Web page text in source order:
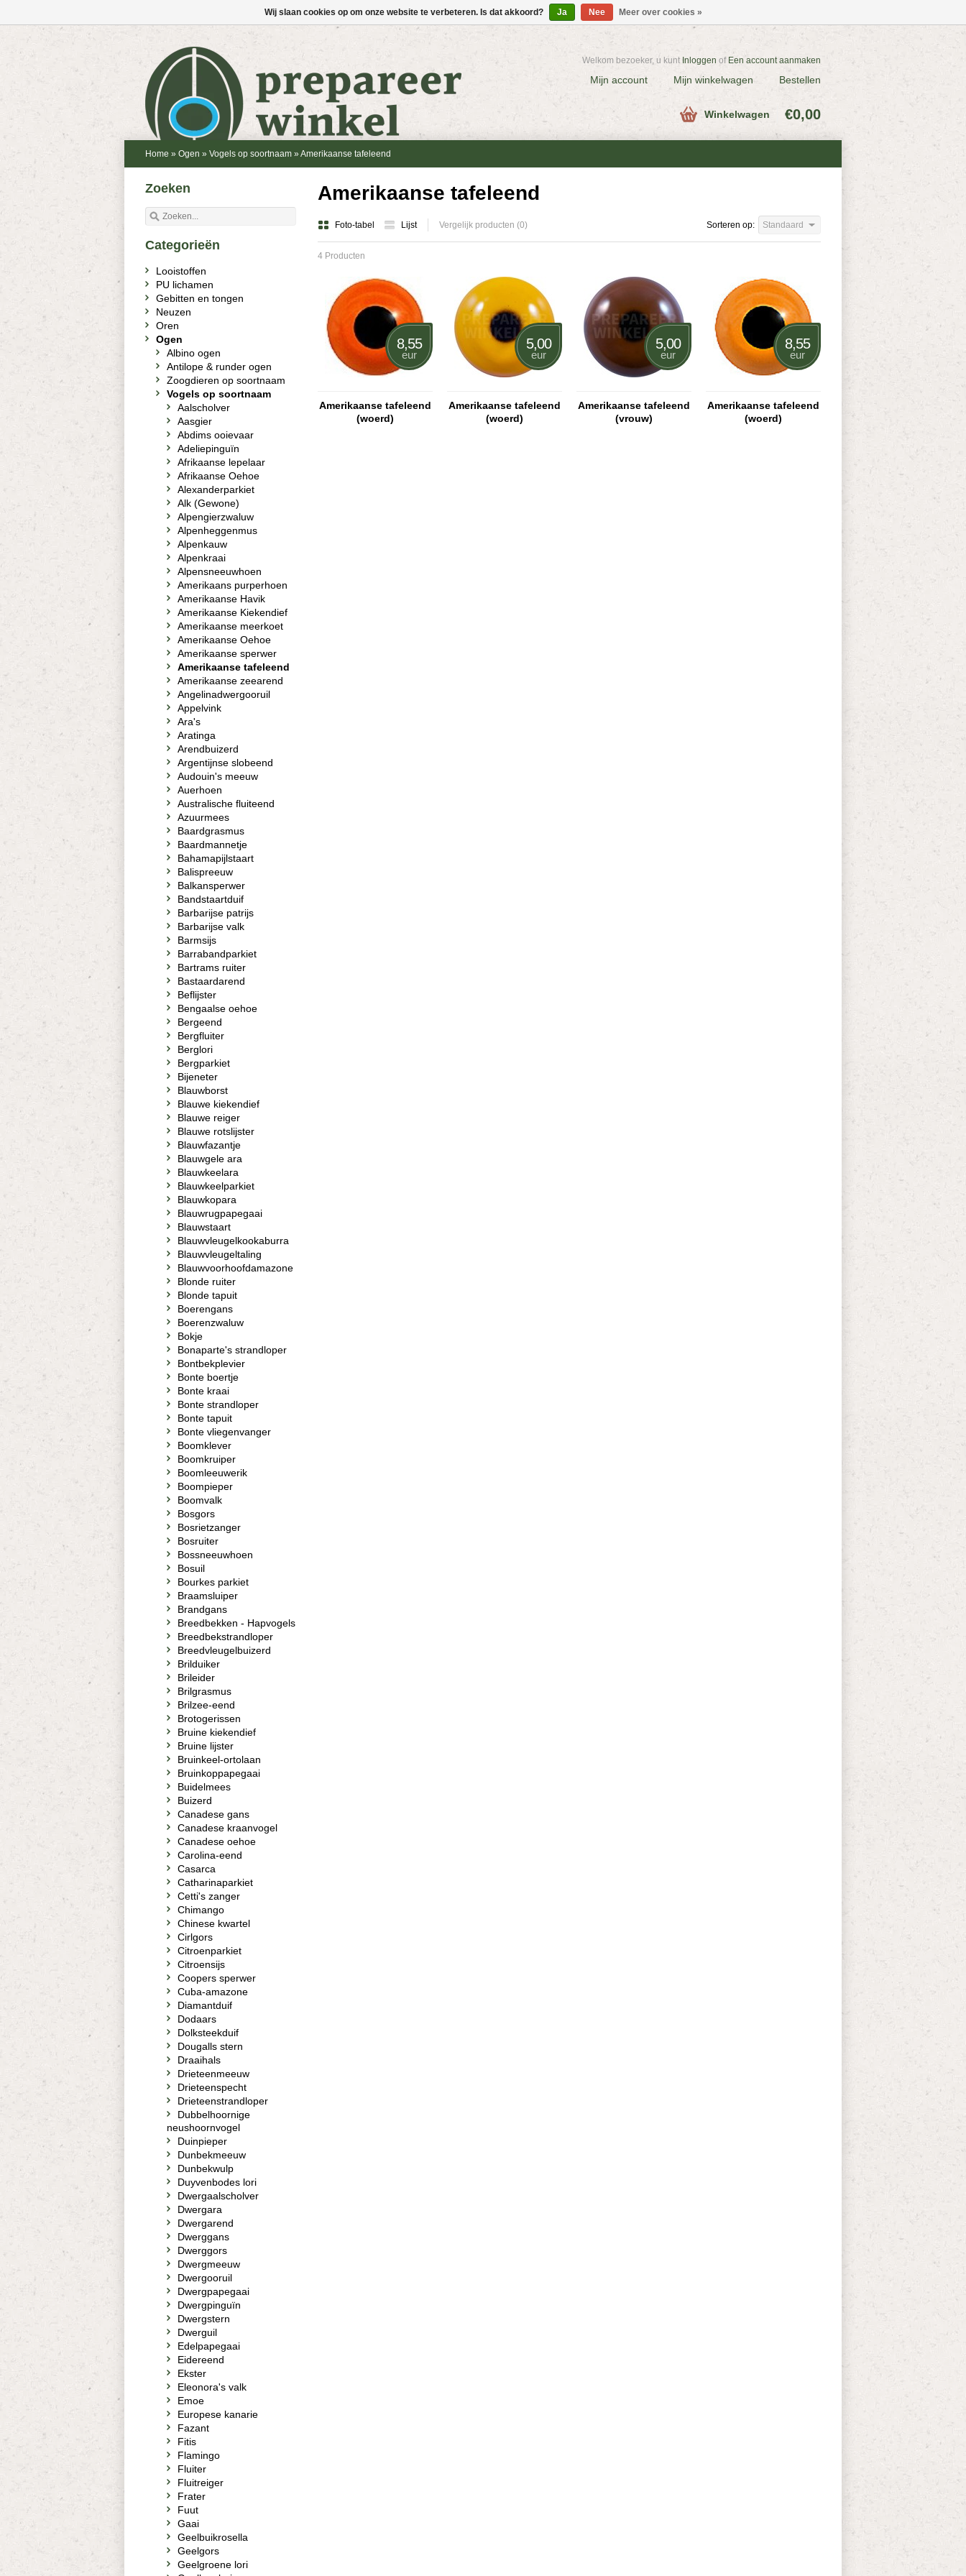
Welkom bezoeker, u kunt Inloggen of Een account aanmaken
Mijn account Mijn winkelwagen Bestellen
Winkelwagen €0,00
Home » Ogen » Vogels op soortnaam » Amerikaanse tafeleend
Amerikaanse tafeleend
Foto-tabel Lijst Vergelijk producten (0) Sorteren op: Standaard
4 Producten
8,55
eur
Amerikaanse tafeleend
(woerd)
5,00
eur
Amerikaanse tafeleend
(woerd)
5,00
eur
Amerikaanse tafeleend
(vrouw)
8,55
eur
Amerikaanse tafeleend
(woerd)
Zoeken
Categorieën
Looistoffen
PU lichamen
Gebitten en tongen
Neuzen
Oren
Ogen
Albino ogen
Antilope & runder ogen
Zoogdieren op soortnaam
Vogels op soortnaam
Aalscholver
Aasgier
Abdims ooievaar
Adeliepinguïn
Afrikaanse lepelaar
Afrikaanse Oehoe
Alexanderparkiet
Alk (Gewone)
Alpengierzwaluw
Alpenheggenmus
Alpenkauw
Alpenkraai
Alpensneeuwhoen
Amerikaans purperhoen
Amerikaanse Havik
Amerikaanse Kiekendief
Amerikaanse meerkoet
Amerikaanse Oehoe
Amerikaanse sperwer
Amerikaanse tafeleend
Amerikaanse zeearend
Angelinadwergooruil
Appelvink
Ara's
Aratinga
Arendbuizerd
Argentijnse slobeend
Audouin's meeuw
Auerhoen
Australische fluiteend
Azuurmees
Baardgrasmus
Baardmannetje
Bahamapijlstaart
Balispreeuw
Balkansperwer
Bandstaartduif
Barbarijse patrijs
Barbarijse valk
Barmsijs
Barrabandparkiet
Bartrams ruiter
Bastaardarend
Beflijster
Bengaalse oehoe
Bergeend
Bergfluiter
Berglori
Bergparkiet
Bijeneter
Blauwborst
Blauwe kiekendief
Blauwe reiger
Blauwe rotslijster
Blauwfazantje
Blauwgele ara
Blauwkeelara
Blauwkeelparkiet
Blauwkopara
Blauwrugpapegaai
Blauwstaart
Blauwvleugelkookaburra
Blauwvleugeltaling
Blauwvoorhoofdamazone
Blonde ruiter
Blonde tapuit
Boerengans
Boerenzwaluw
Bokje
Bonaparte's strandloper
Bontbekplevier
Bonte boertje
Bonte kraai
Bonte strandloper
Bonte tapuit
Bonte vliegenvanger
Boomklever
Boomkruiper
Boomleeuwerik
Boompieper
Boomvalk
Bosgors
Bosrietzanger
Bosruiter
Bossneeuwhoen
Bosuil
Bourkes parkiet
Braamsluiper
Brandgans
Breedbekken - Hapvogels
Breedbekstrandloper
Breedvleugelbuizerd
Brilduiker
Brileider
Brilgrasmus
Brilzee-eend
Brotogerissen
Bruine kiekendief
Bruine lijster
Bruinkeel-ortolaan
Bruinkoppapegaai
Buidelmees
Buizerd
Canadese gans
Canadese kraanvogel
Canadese oehoe
Carolina-eend
Casarca
Catharinaparkiet
Cetti's zanger
Chimango
Chinese kwartel
Cirlgors
Citroenparkiet
Citroensijs
Coopers sperwer
Cuba-amazone
Diamantduif
Dodaars
Dolksteekduif
Dougalls stern
Draaihals
Drieteenmeeuw
Drieteenspecht
Drieteenstrandloper
Dubbelhoornige
neushoornvogel
Duinpieper
Dunbekmeeuw
Dunbekwulp
Duyvenbodes lori
Dwergaalscholver
Dwergara
Dwergarend
Dwerggans
Dwerggors
Dwergmeeuw
Dwergooruil
Dwergpapegaai
Dwergpinguïn
Dwergstern
Dwerguil
Edelpapegaai
Eidereend
Ekster
Eleonora's valk
Emoe
Europese kanarie
Fazant
Fitis
Flamingo
Fluiter
Fluitreiger
Frater
Fuut
Gaai
Geelbuikrosella
Geelgors
Geelgroene lori
Wij slaan cookies op om onze website te verbeteren. Is dat akkoord? Ja Nee Meer over cookies »